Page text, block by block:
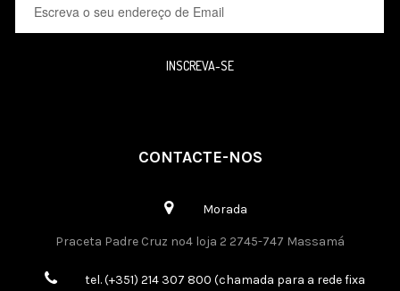
INSCREVA-SE
CONTACTE-NOS
Morada
Praceta Padre Cruz nº4 loja 2 2745-747 Massamá
tel. (+351) 214 307 800 (chamada para a rede fixa